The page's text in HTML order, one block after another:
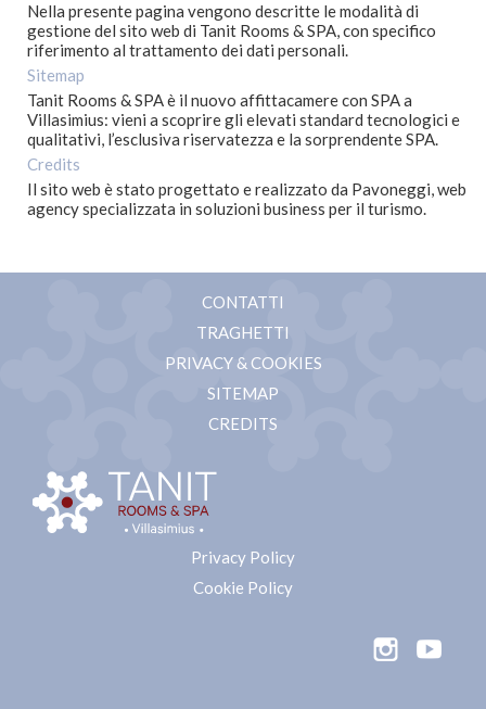
Nella presente pagina vengono descritte le modalità di
gestione del sito web di Tanit Rooms & SPA, con specifico
riferimento al trattamento dei dati personali.
Sitemap
Tanit Rooms & SPA è il nuovo affittacamere con SPA a
Villasimius: vieni a scoprire gli elevati standard tecnologici e
qualitativi, l’esclusiva riservatezza e la sorprendente SPA.
Credits
Il sito web è stato progettato e realizzato da Pavoneggi, web
agency specializzata in soluzioni business per il turismo.
CONTATTI
TRAGHETTI
PRIVACY & COOKIES
SITEMAP
CREDITS
Privacy Policy
Cookie Policy